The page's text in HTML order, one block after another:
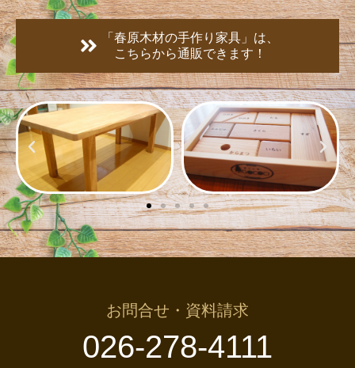
「春原木材の手作り家具」は、
こちらから通販できます！
お問合せ・資料請求
026-278-4111